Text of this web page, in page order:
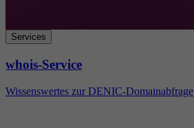
Services
whois-Service
Wissenswertes zur DENIC-Domainabfrage